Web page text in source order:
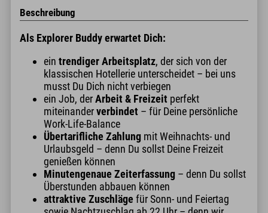
Beschreibung
Als Explorer Buddy erwartet Dich:
ein trendiger Arbeitsplatz, der sich von der
klassischen Hotellerie unterscheidet – bei uns
musst Du Dich nicht verbiegen
ein Job, derArbeit & Freizeit perfekt
miteinanderverbindet – für Deine persönliche
Work-Life-Balance
Übertarifliche Zahlung mit Weihnachts- und
Urlaubsgeld – denn Du sollst Deine Freizeit
genießen können
Minutengenaue Zeiterfassung – denn Du sollst
Überstunden abbauen können
attraktive Zuschläge für Sonn- und Feiertag